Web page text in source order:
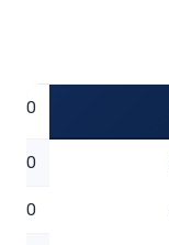
0
0
0